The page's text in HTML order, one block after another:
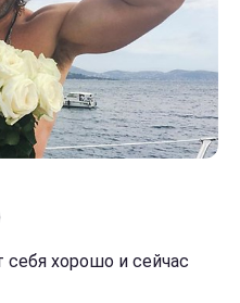
хорошо и сейчас